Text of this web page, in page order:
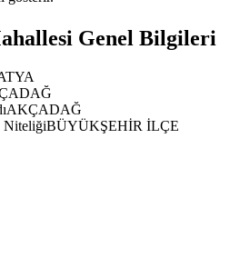
Genel Bilgileri
AKÇADAĞ
NiteliğiBÜYÜKŞEHİR İLÇE